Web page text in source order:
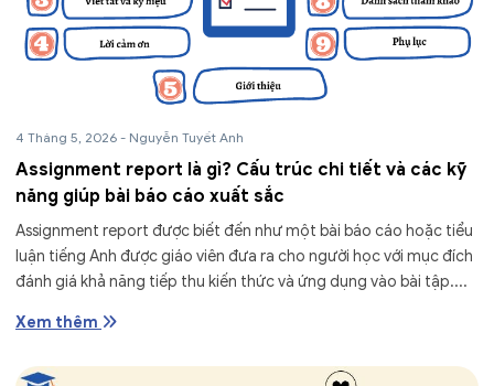
4 Tháng 5, 2026 - Nguyễn Tuyết Anh
Assignment report là gì? Cấu trúc chi tiết và các kỹ
năng giúp bài báo cáo xuất sắc
Assignment report được biết đến như một bài báo cáo hoặc tiểu
luận tiếng Anh được giáo viên đưa ra cho người học với mục đích
đánh giá khả năng tiếp thu kiến thức và ứng dụng vào bài tập....
Xem thêm